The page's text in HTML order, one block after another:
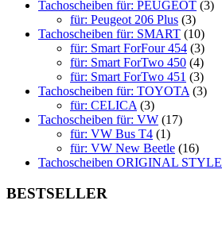
Tachoscheiben für: PEUGEOT (3)
für: Peugeot 206 Plus (3)
Tachoscheiben für: SMART (10)
für: Smart ForFour 454 (3)
für: Smart ForTwo 450 (4)
für: Smart ForTwo 451 (3)
Tachoscheiben für: TOYOTA (3)
für: CELICA (3)
Tachoscheiben für: VW (17)
für: VW Bus T4 (1)
für: VW New Beetle (16)
Tachoscheiben ORIGINAL STYLE
BESTSELLER